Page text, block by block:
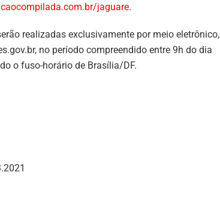
jaguare.
realizadas exclusivamente por meio eletrônico,
no período compreendido entre 9h do dia
o fuso-horário de Brasília/DF.